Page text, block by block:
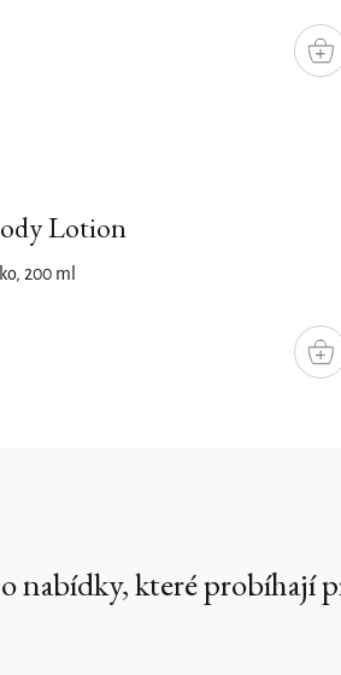
DO
Lotion
200 ml
DO
nabídky, které probíhají